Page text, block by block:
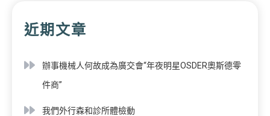
近期文章
辦事機械人何故成為廣交會“年夜明星OSDER奧斯德零
件商”
我們外行森和診所體檢動